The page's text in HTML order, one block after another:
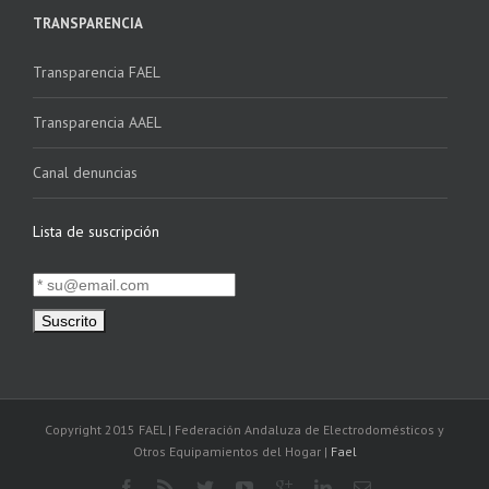
TRANSPARENCIA
Transparencia FAEL
Transparencia AAEL
Canal denuncias
Lista de suscripción
Copyright 2015 FAEL | Federación Andaluza de Electrodomésticos y
Otros Equipamientos del Hogar | Fael